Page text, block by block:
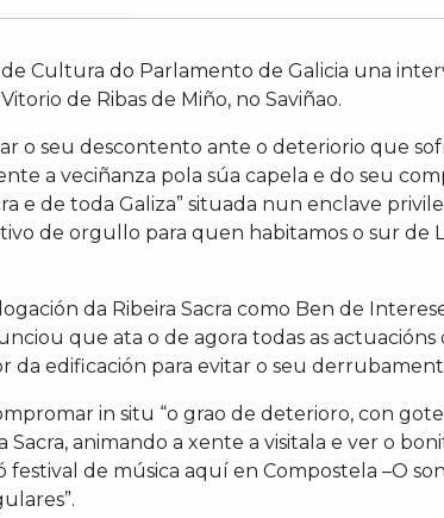
Cultura do Parlamento de Galicia una
de Ribas de Miño, no Saviñao.
o seu descontento ante o deteriorio que
a veciñanza pola súa capela e do seu
e de toda Galiza” situada nun enclave
de orgullo para quen habitamos o sur de
da Ribeira Sacra como Ben de
que ata o de agora todas as actuacións
da edificación para evitar o seu
in situ “o grao de deterioro, con
animando a xente a visitala e ver o
de música aquí en Compostela –O